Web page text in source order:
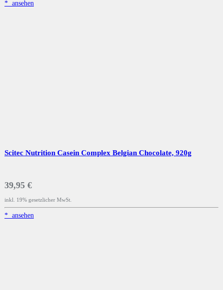
* ansehen
Scitec Nutrition Casein Complex Belgian Chocolate, 920g
39,95 €
inkl. 19% gesetzlicher MwSt.
* ansehen